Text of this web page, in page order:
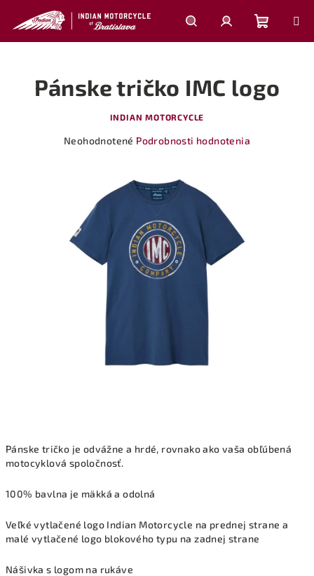
obsah
HľadaťPrihlásenie
košík
Pánske tričko je odvážne a hrdé, rovnako ako vaša obľúbená
motocyklová spoločnosť.
100% bavlna je mäkká a odolná
Veľké vytlačené logo Indian Motorcycle na prednej strane a
malé vytlačené logo blokového typu na zadnej strane
Nášivka s logom na rukáve
Pánske tričko IMC logo
INDIAN MOTORCYCLE
Priemerné
hviezdičiek.
Neohodnotené Podrobnosti hodnotenia